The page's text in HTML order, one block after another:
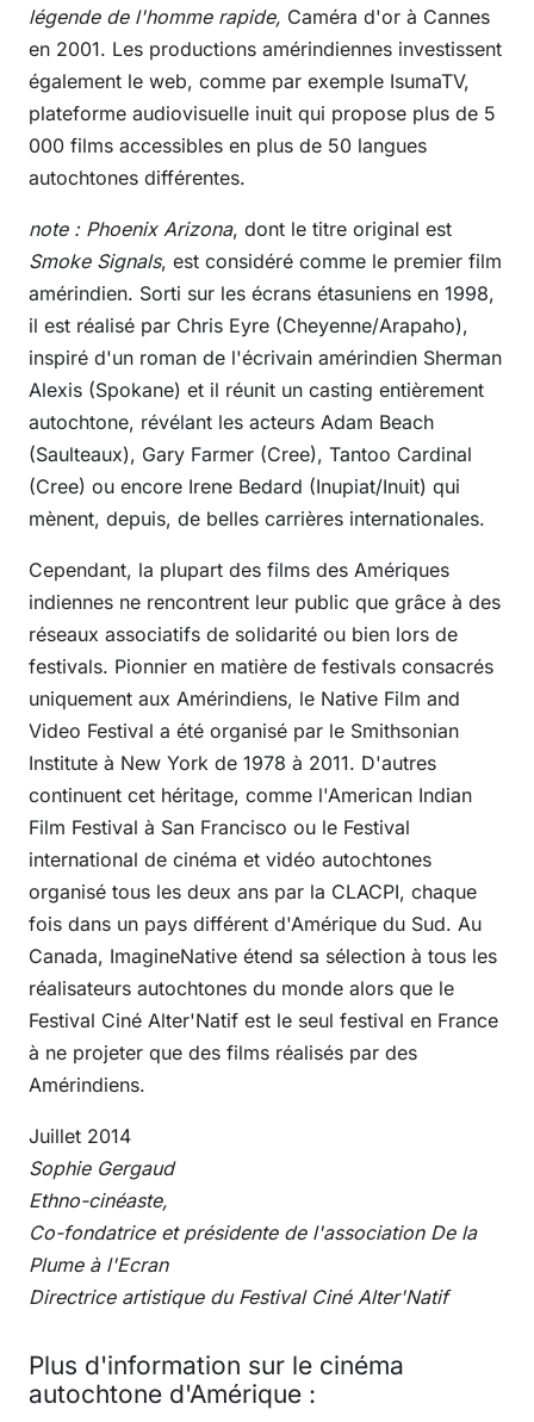
légende de l'homme rapide, Caméra d'or à Cannes
en 2001. Les productions amérindiennes investissent
également le web, comme par exemple IsumaTV,
plateforme audiovisuelle inuit qui propose plus de 5
000 films accessibles en plus de 50 langues
autochtones différentes.
note : Phoenix Arizona, dont le titre original est
Smoke Signals, est considéré comme le premier film
amérindien. Sorti sur les écrans étasuniens en 1998,
il est réalisé par Chris Eyre (Cheyenne/Arapaho),
inspiré d'un roman de l'écrivain amérindien Sherman
Alexis (Spokane) et il réunit un casting entièrement
autochtone, révélant les acteurs Adam Beach
(Saulteaux), Gary Farmer (Cree), Tantoo Cardinal
(Cree) ou encore Irene Bedard (Inupiat/Inuit) qui
mènent, depuis, de belles carrières internationales.
Cependant, la plupart des films des Amériques
indiennes ne rencontrent leur public que grâce à des
réseaux associatifs de solidarité ou bien lors de
festivals. Pionnier en matière de festivals consacrés
uniquement aux Amérindiens, le Native Film and
Video Festival a été organisé par le Smithsonian
Institute à New York de 1978 à 2011. D'autres
continuent cet héritage, comme l'American Indian
Film Festival à San Francisco ou le Festival
international de cinéma et vidéo autochtones
organisé tous les deux ans par la CLACPI, chaque
fois dans un pays différent d'Amérique du Sud. Au
Canada, ImagineNative étend sa sélection à tous les
réalisateurs autochtones du monde alors que le
Festival Ciné Alter'Natif est le seul festival en France
à ne projeter que des films réalisés par des
Amérindiens.
Juillet 2014
Sophie Gergaud
Ethno-cinéaste,
Co-fondatrice et présidente de l'association De la
Plume à l'Ecran
Directrice artistique du Festival Ciné Alter'Natif
Plus d'information sur le cinéma
autochtone d'Amérique :